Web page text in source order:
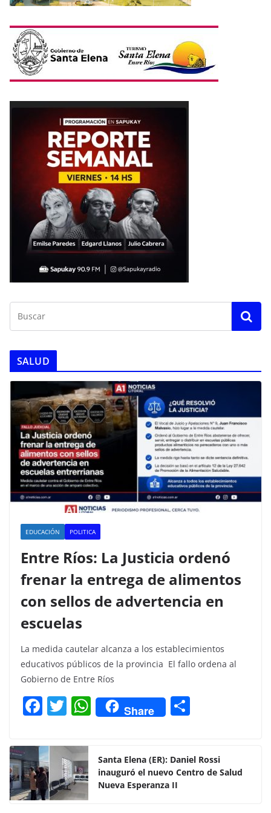
SALUD
EDUCACIÓN POLITICA
Entre Ríos: La Justicia ordenó
frenar la entrega de alimentos
con sellos de advertencia en
escuelas
La medida cautelar alcanza a los establecimientos
educativos públicos de la provincia El fallo ordena al
Gobierno de Entre Ríos
F
c
e
b
o
T
itt
er
W
h
s
A
Share
p
ar
Santa Elena (ER): Daniel Rossi
inauguró el nuevo Centro de Salud
Nueva Esperanza II